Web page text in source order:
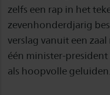
zelfs een rap in het
zevenhonderdjarig
verslag vanuit een
één minister-
als hoopvolle geluiden.